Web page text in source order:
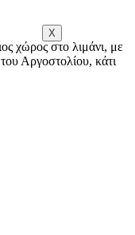
X
χώρος στο λιμάνι, με
Αργοστολίου, κάτι